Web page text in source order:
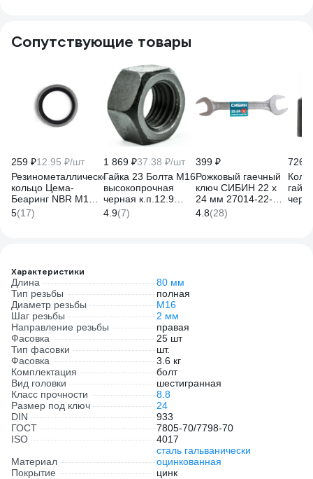
Сопутствующие товары
259 ₽12.95 ₽/шт
Резинометаллическое
кольцо Цема-
Беаринг NBR M16
16,7х24х1,5 мм, 20
шт. USIT22920
5(17)
1 869 ₽37.38 ₽/шт
Гайка 23 Болта М16
высокопрочная
черная к.п.12.9
ГОСТ 5927,50 шт.
г129м165927ф50
4.9(7)
399 ₽
Рожковый гаечный
ключ СИБИН 22 x
24 мм 27014-22-
24_z01
4.8(28)
726 ₽
Характеристики
Длина
80 мм
Тип резьбы
полная
Диаметр резьбы
М16
Шаг резьбы
2 мм
Направление резьбы
правая
Фасовка
25 шт
Тип фасовки
шт.
Фасовка
3.6 кг
Комплектация
болт
Вид головки
шестигранная
Класс прочности
8.8
Размер под ключ
24
DIN
933
ГОСТ
7805-70/7798-70
ISO
4017
Материал
сталь гальванически
оцинкованная
Покрытие
цинк